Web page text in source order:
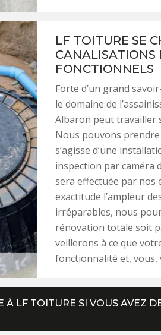
LF TOITURE SE
CANALISATIONS
FONCTIONNELS
Forte d’un grand
le domaine de
Albaron peut travailler
Nous pouvons prendre
s’agisse d’une
inspection par caméra
sera effectuée par nos
exactitude l’ampleur
irréparables, nous
rénovation totale soit
veillerons à ce que
fonctionnalité et,
À LF TOITURE SI VOUS AVEZ